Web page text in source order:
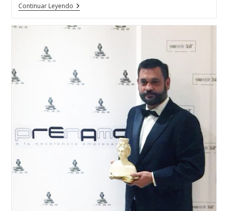
Continuar LeyendoLa
Corona
Miss
Alemania
Realizada
Por
Una
T.
De
Joyería
Atlántico